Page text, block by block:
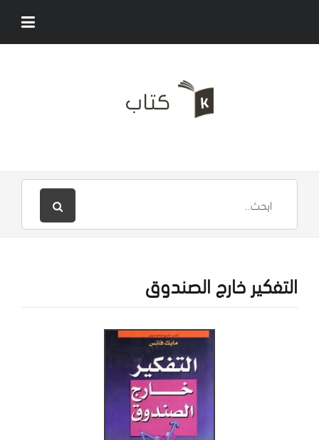
التفكير خارج الصندوق